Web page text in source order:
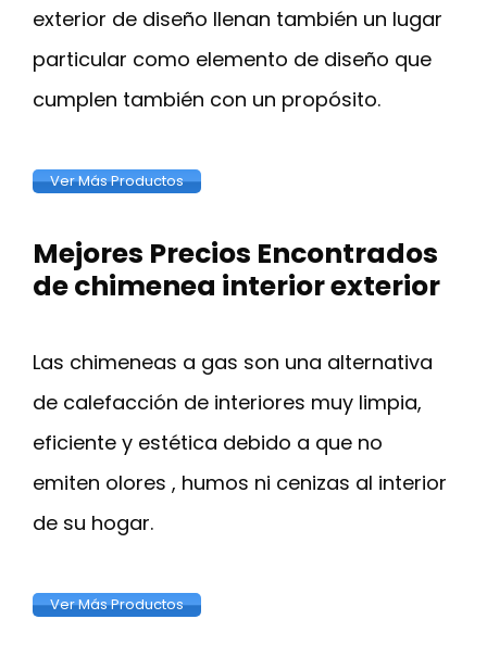
exterior de diseño llenan también un lugar
particular como elemento de diseño que
cumplen también con un propósito.
Ver Más Productos
Mejores Precios Encontrados
de chimenea interior exterior
Las chimeneas a gas son una alternativa
de calefacción de interiores muy limpia,
eficiente y estética debido a que no
emiten olores , humos ni cenizas al interior
de su hogar.
Ver Más Productos